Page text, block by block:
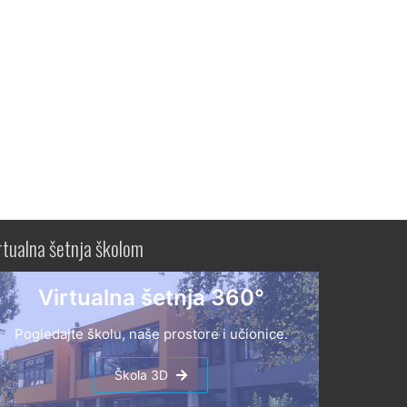
šetnja školom
Virtualna šetnja 360°
Pogledajte školu, naše prostore i učionice.
Škola 3D